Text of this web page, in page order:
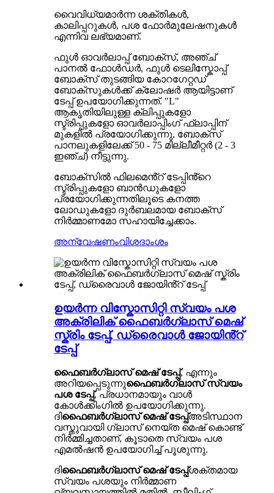
വൈവിധ്യമാർന്ന ശക്തികൾ,
കാലിപ്പറുകൾ, പശ ഫോർമുലേഷനുകൾ
എന്നിവ ലഭ്യമാണ്.
ഫുൾ ഓവർലാപ്പ് ബോക്സ്, അഞ്ച്
പാനൽ ഫോൾഡർ, ഫുൾ ടെലിസ്കോപ്പ്
ബോക്സ് തുടങ്ങിയ കോറഗേറ്റഡ്
ബോക്സുകൾക്ക് ക്ലോഷർ ആയിട്ടാണ്
ടേപ്പ് ഉപയോഗിക്കുന്നത്. "L"
ആകൃതിയിലുള്ള ക്ലിപ്പുകളോ
സ്ട്രിപ്പുകളോ ഓവർലാപ്പിംഗ് ഫ്ലാപ്പിന്
മുകളിൽ പ്രയോഗിക്കുന്നു, ബോക്സ്
പാനലുകളിലേക്ക് 50 - 75 മില്ലീമീറ്റർ (2 - 3
ഇഞ്ച്) നീട്ടുന്നു.
ബോക്സിൽ ഫിലമെൻ്റ് ടേപ്പിൻ്റെ
സ്ട്രിപ്പുകളോ ബാൻഡുകളോ
പ്രയോഗിക്കുന്നതിലൂടെ കനത്ത
ലോഡുകളോ ദുർബലമായ ബോക്സ്
നിർമ്മാണമോ സഹായിച്ചേക്കാം.
അന്വേഷണംവിശദാംശം
ഉയർന്ന വിസ്കോസിറ്റി സ്വയം പശ
അക്രിലിക് ഫൈബർഗ്ലാസ് മെഷ്
സ്ക്രിം ടേപ്പ്, ഡ്രൈവാൾ ജോയിൻ്റ്
ടേപ്പ്
ഫൈബർഗ്ലാസ് മെഷ് ടേപ്പ്, എന്നും
അറിയപ്പെടുന്നുഫൈബർഗ്ലാസ് സ്വയം
പശ ടേപ്പ്, പ്രധാനമായും വാൾ
കോൾക്കിംഗിൽ ഉപയോഗിക്കുന്നു.
ദിഫൈബർഗ്ലാസ് മെഷ് ടേപ്പ്അടിസ്ഥാന
വസ്തുവായി ഗ്ലാസ് നെയ്ത മെഷ് കൊണ്ട്
നിർമ്മിച്ചതാണ്, കൂടാതെ സ്വയം പശ
എമൽഷൻ ഉപയോഗിച്ച് പൂശുന്നു.
ദിഫൈബർഗ്ലാസ് മെഷ് ടേപ്പ്ശക്തമായ
സ്വയം പശയും നിർമ്മാണ